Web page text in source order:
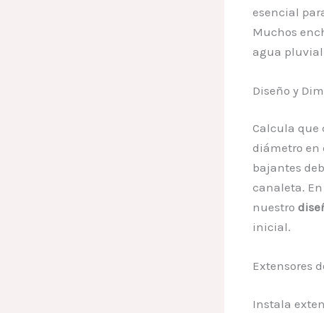
esencial
Muchos
agua
Diseño y
Calcula que
diámetro en
bajantes
canaleta. En
nuestro
inicial.
Extensores
Instala